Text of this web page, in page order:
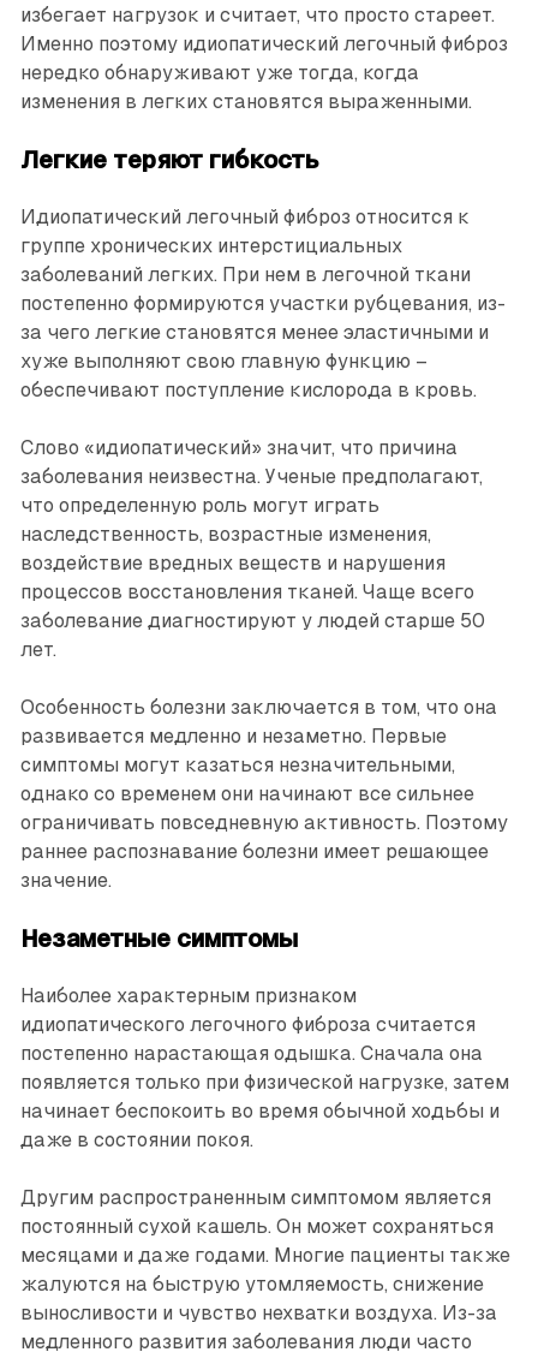
избегает нагрузок и считает, что просто стареет.
Именно поэтому идиопатический легочный фиброз
нередко обнаруживают уже тогда, когда
изменения в легких становятся выраженными.
Легкие теряют гибкость
Идиопатический легочный фиброз относится к
группе хронических интерстициальных
заболеваний легких. При нем в легочной ткани
постепенно формируются участки рубцевания, из-
за чего легкие становятся менее эластичными и
хуже выполняют свою главную функцию –
обеспечивают поступление кислорода в кровь.
Слово «идиопатический» значит, что причина
заболевания неизвестна. Ученые предполагают,
что определенную роль могут играть
наследственность, возрастные изменения,
воздействие вредных веществ и нарушения
процессов восстановления тканей. Чаще всего
заболевание диагнос­тируют у людей старше 50
лет.
Особенность болезни заключается в том, что она
развивается медленно и незаметно. Первые
симптомы могут казаться незначительными,
однако со временем они начинают все сильнее
ограничивать повседневную активность. Поэтому
раннее распознавание болезни имеет решающее
значение.
Незаметные симптомы
Наиболее характерным признаком
идиопатического легочного фиброза считается
постепенно нарастающая одышка. Сначала она
появляется только при физической нагрузке, затем
начинает беспокоить во время обычной ходьбы и
даже в состоянии покоя.
Другим распространенным симптомом является
постоянный сухой кашель. Он может сохраняться
месяцами и даже годами. Многие пациенты также
жалуются на быструю утомляемость, снижение
выносливости и чувство нехватки воздуха. Из-за
медленного развития заболевания люди часто